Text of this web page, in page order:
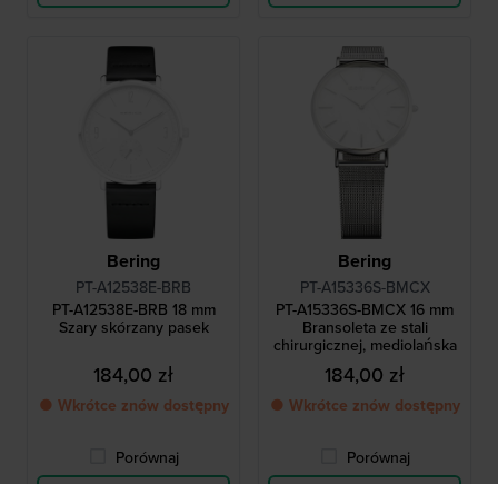
Bering
PT-A12538E-BRB
PT-A12538E-BRB 18 mm
Szary skórzany pasek
184,00 zł
● Wkrótce znów dostępny
Porównaj
Bering
PT-A15336S-BMCX
PT-A15336S-BMCX 16 mm
Bransoleta ze stali
chirurgicznej, mediolańska
184,00 zł
● Wkrótce znów dostępny
Porównaj